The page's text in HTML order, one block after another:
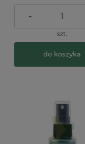
-
szt.
do koszyka